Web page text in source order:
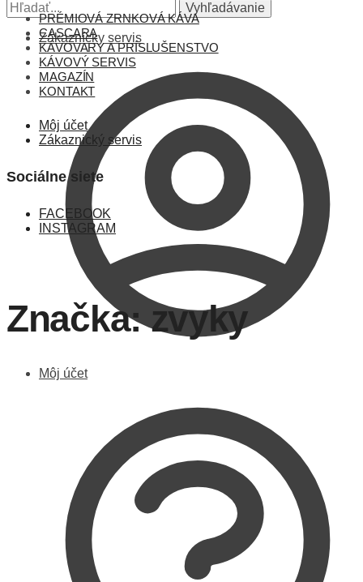
Vyhľadávanie
Zákaznícky servis
Môj účet
PRÉMIOVÁ ZRNKOVÁ KÁVA
CASCARA
KÁVOVARY A PRÍSLUŠENSTVO
KÁVOVÝ SERVIS
MAGAZÍN
KONTAKT
Môj účet
Zákaznický servis
Sociálne siete
FACEBOOK
INSTAGRAM
Značka:zvyky